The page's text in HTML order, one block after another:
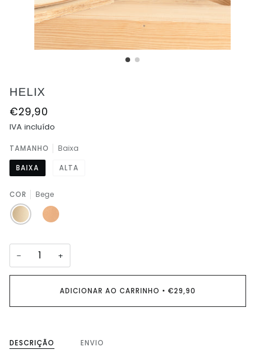
HELIX
€29,90
IVA incluído
TAMANHO Baixa
BAIXA ALTA
COR Bege
BEGE TERRACOTA
− +
ADICIONAR AO CARRINHO • €29,90
DESCRIÇÃO ENVIO